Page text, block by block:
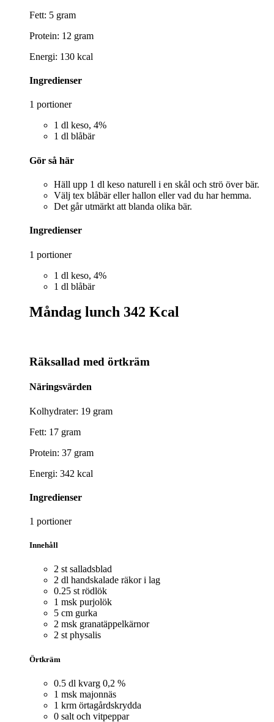
Fett: 5 gram
Protein: 12 gram
Energi: 130 kcal
Ingredienser
1 portioner
1 dl keso, 4%
1 dl blåbär
Gör så här
Häll upp 1 dl keso naturell i en skål och strö över bär.
Välj tex blåbär eller hallon eller vad du har hemma.
Det går utmärkt att blanda olika bär.
Ingredienser
1 portioner
1 dl keso, 4%
1 dl blåbär
Måndag lunch 342 Kcal
Räksallad med örtkräm
Näringsvärden
Kolhydrater: 19 gram
Fett: 17 gram
Protein: 37 gram
Energi: 342 kcal
Ingredienser
1 portioner
Innehåll
2 st salladsblad
2 dl handskalade räkor i lag
0.25 st rödlök
1 msk purjolök
5 cm gurka
2 msk granatäppelkärnor
2 st physalis
Örtkräm
0.5 dl kvarg 0,2 %
1 msk majonnäs
1 krm örtagårdskrydda
0 salt och vitpeppar